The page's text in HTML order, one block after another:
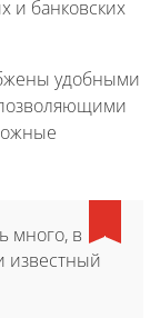
и банковских
удобными
много, в
известный